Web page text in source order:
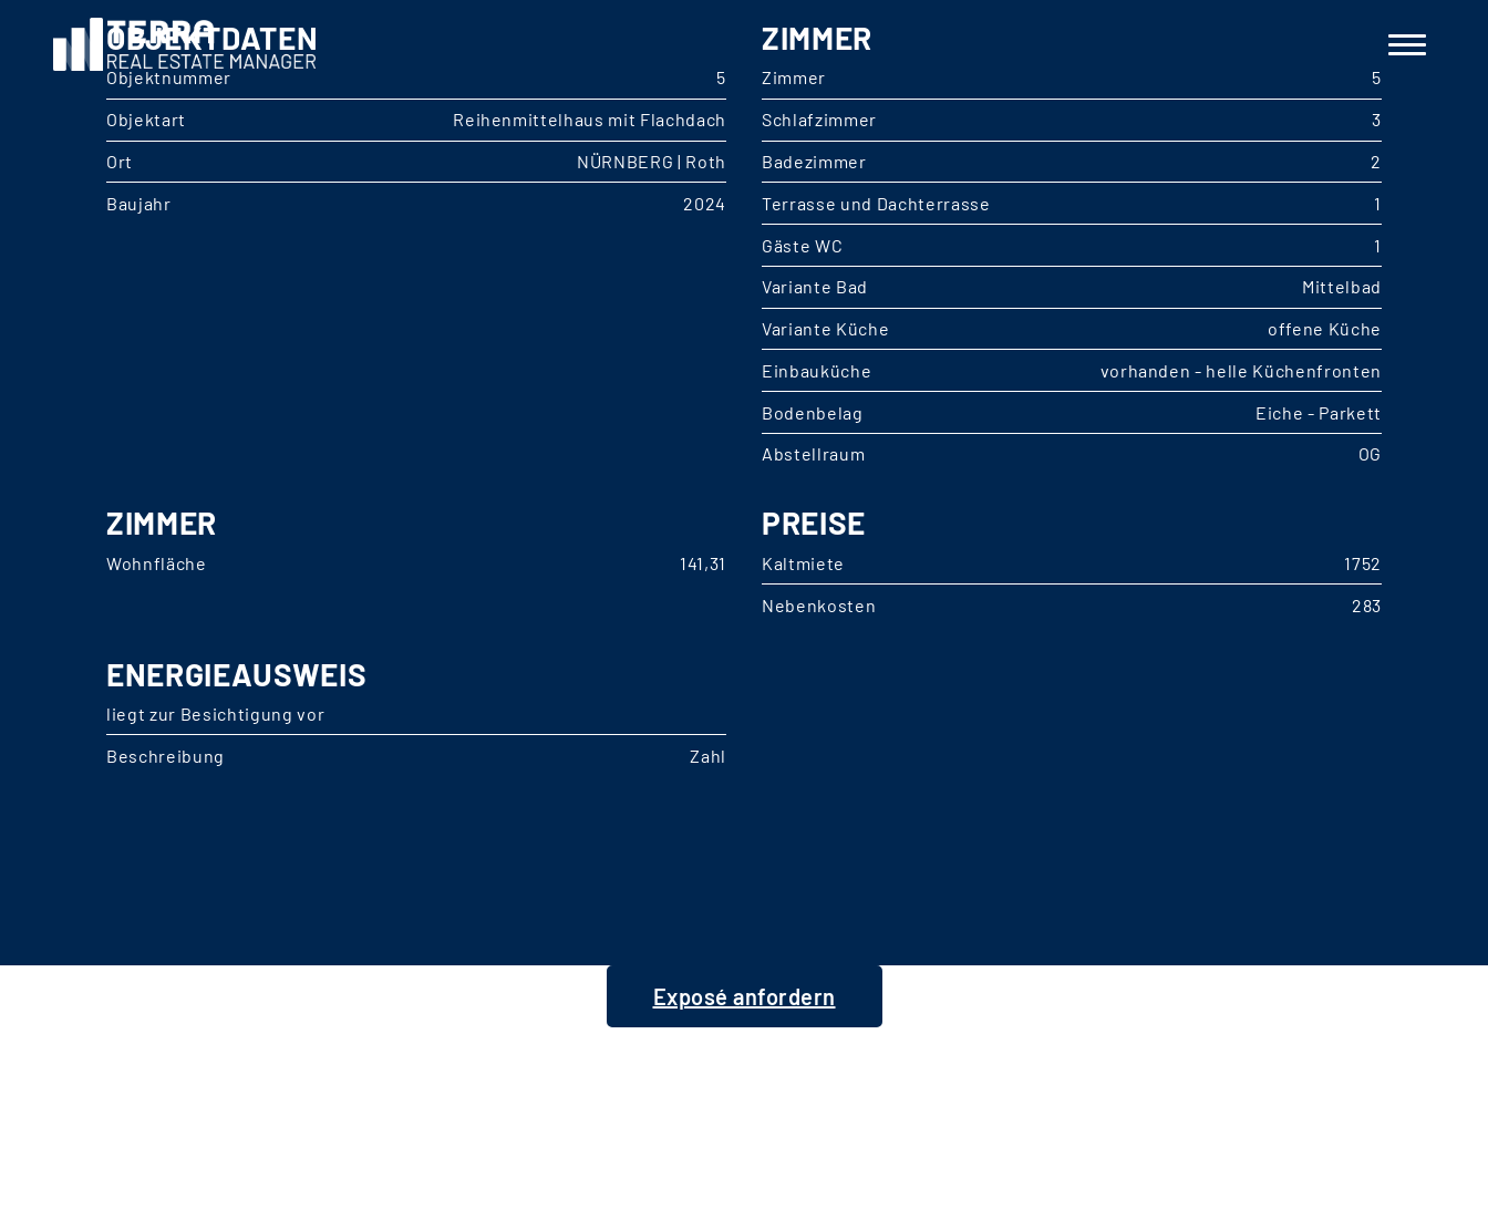
OBJEKTDATEN
Objektnummer
5
Objektart
Reihenmittelhaus mit Flachdach
Ort
NÜRNBERG | Roth
Baujahr
2024
ZIMMER
Zimmer
5
Schlafzimmer
3
Badezimmer
2
Terrasse und Dachterrasse
1
Gäste WC
1
Variante Bad
Mittelbad
Variante Küche
offene Küche
Einbauküche
vorhanden - helle Küchenfronten
Bodenbelag
Eiche - Parkett
Abstellraum
OG
ZIMMER
Wohnfläche 141,31
PREISE
Kaltmiete
1752
Nebenkosten
283
ENERGIEAUSWEIS
liegt zur Besichtigung vor
Beschreibung
Zahl
Exposé anfordern